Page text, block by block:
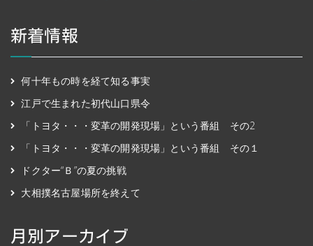
新着情報
何十年もの時を経て知る事実
江戸で生まれた初代山口県令
「トヨタ・・・変革の開発現場」という番組 その2
「トヨタ・・・変革の開発現場」という番組 その１
ドクター“Ｂ”の夏の挑戦
大相撲名古屋場所を終えて
月別アーカイブ